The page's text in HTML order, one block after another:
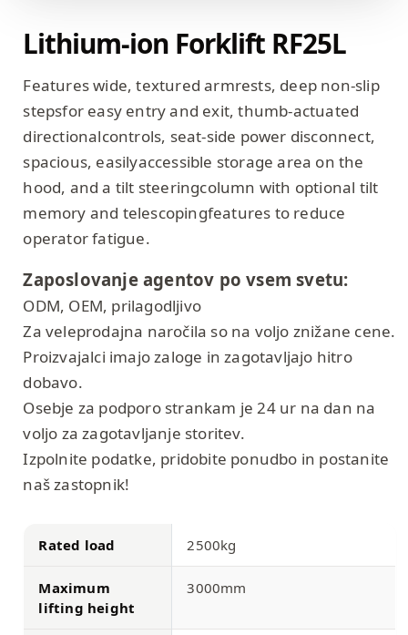
Lithium-ion Forklift RF25L
Features wide, textured armrests, deep non-slip
stepsfor easy entry and exit, thumb-actuated
directionalcontrols, seat-side power disconnect,
spacious, easilyaccessible storage area on the
hood, and a tilt steeringcolumn with optional tilt
memory and telescopingfeatures to reduce
operator fatigue.
Zaposlovanje agentov po vsem svetu:
ODM, OEM, prilagodljivo
Za veleprodajna naročila so na voljo znižane cene.
Proizvajalci imajo zaloge in zagotavljajo hitro
dobavo.
Osebje za podporo strankam je 24 ur na dan na
voljo za zagotavljanje storitev.
Izpolnite podatke, pridobite ponudbo in postanite
naš zastopnik!
Rated load 2500kg
Maximum
lifting height
3000mm